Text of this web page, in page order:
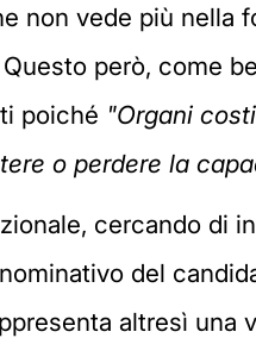
non vede più
però, come
poiché "Organi
o perdere la
cercando di
del
altresì